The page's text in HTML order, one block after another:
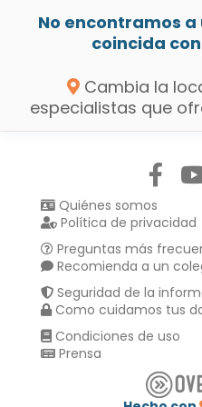
No encontramos
coincida
Cambia la
especialistas que
Quiénes somos
Política de privacidad
Preguntas más
Recomienda a un
Seguridad de la
Como cuidamos tus
Condiciones de uso
Prensa